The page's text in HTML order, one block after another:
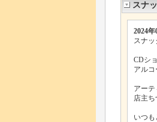
スナ
2024年
スナ
CDシ
アル
アーテ
店主
いつ